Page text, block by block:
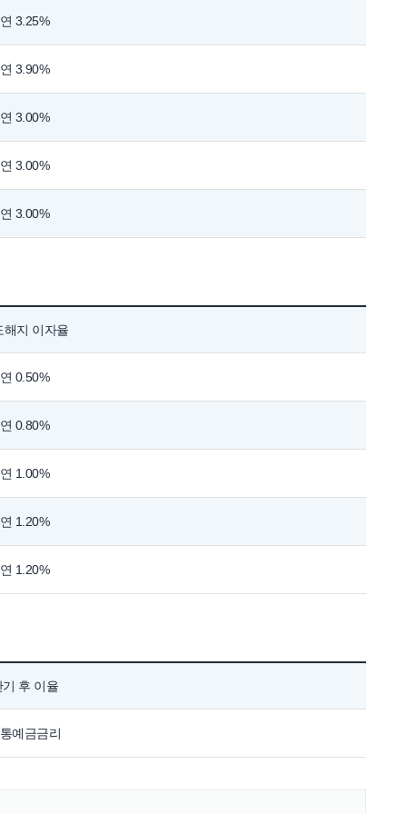
연 3.25%
연 3.90%
연 3.00%
연 3.00%
연 3.00%
해지 이자율
연 0.50%
연 0.80%
연 1.00%
연 1.20%
연 1.20%
기 후 이율
예금금리